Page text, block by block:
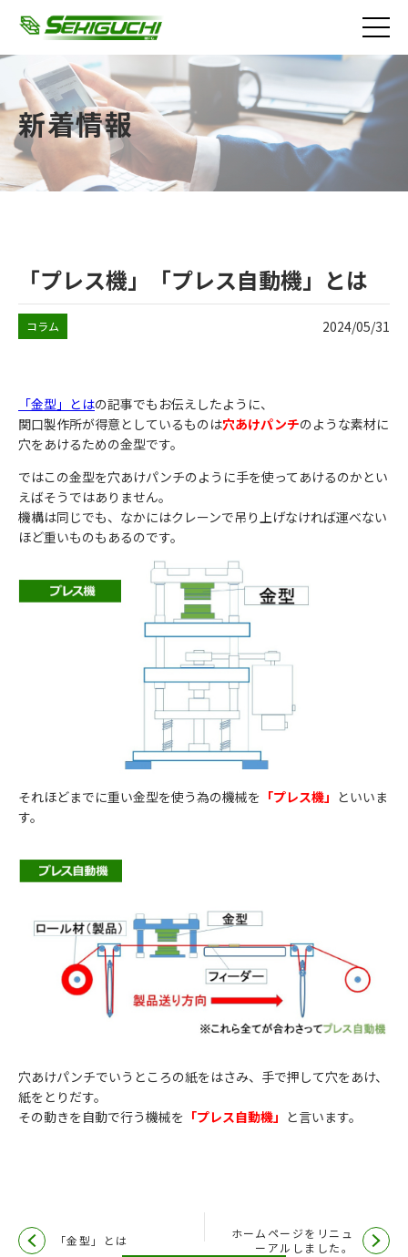
新着情報
「プレス機」「プレス自動機」とは
コラム 2024/05/31
「金型」とはの記事でもお伝えしたように、
関口製作所が得意としているものは穴あけパンチのような素材に
穴をあけるための金型です。
ではこの金型を穴あけパンチのように手を使ってあけるのかとい
えばそうではありません。
機構は同じでも、なかにはクレーンで吊り上げなければ運べない
ほど重いものもあるのです。
それほどまでに重い金型を使う為の機械を 「プレス機」 といいま
す。
穴あけパンチでいうところの紙をはさみ、手で押して穴をあけ、
紙をとりだす。
その動きを自動で行う機械を 「プレス自動機」 と言います。
「金型」とは
ホームページをリニュ
ーアルしました。